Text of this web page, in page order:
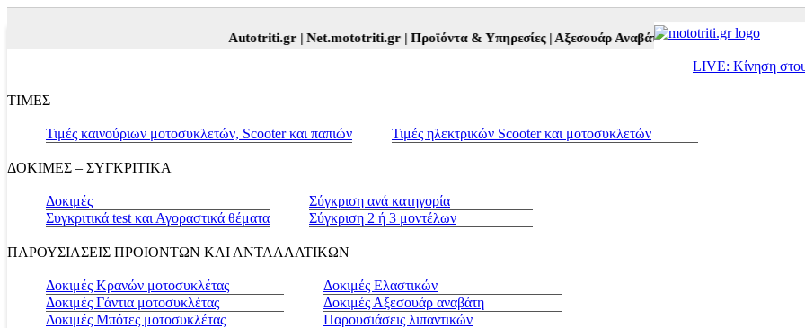
Autotriti.gr |Net.mototriti.gr |Προϊόντα & Υπηρεσίες |Αξεσουάρ Αναβάτη και Μοτοσυκλέτας |
LIVE: Κίνηση
ΤΙΜΕΣ
Τιμές καινούριων μοτοσυκλετών, Scooter και παπιών Τιμές ηλεκτρικών Scooter και μοτοσυκλετών
ΔΟΚΙΜΕΣ – ΣΥΓΚΡΙΤΙΚΑ
Δοκιμές
Συγκριτικά test και Αγοραστικά θέματα
Σύγκριση ανά κατηγορία
Σύγκριση 2 ή 3 μοντέλων
ΠΑΡΟΥΣΙΑΣΕΙΣ ΠΡΟΙΟΝΤΩΝ ΚΑΙ ΑΝΤΑΛΛΑΤΙΚΩΝ
Δοκιμές Κρανών μοτοσυκλέτας
Δοκιμές Γάντια μοτοσυκλέτας
Δοκιμές Μπότες μοτοσυκλέτας
Δοκιμές Ελαστικών
Δοκιμές Αξεσουάρ αναβάτη
Παρουσιάσεις λιπαντικών